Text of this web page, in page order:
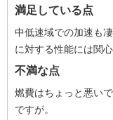
満足している点
中低速域での加速も
に対する性能には関
不満な点
燃費はちょっと悪い
ですが。